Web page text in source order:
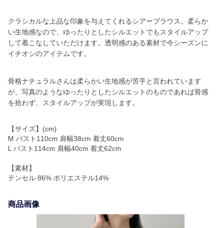
クラシカルな上品な印象を与えてくれるシアーブラウス。柔らか
い生地感なので、ゆったりとしたシルエットでもスタイルアップ
して着こなしていただけます。透明感のある素材で今シーズンに
イチオシのアイテムです。
骨格ナチュラルさんは柔らかい生地感が苦手と言われています
が、写真のようなゆったりとしたシルエットのものであれば骨感
を拾わず、スタイルアップが実現します。
【サイズ】(cm)
M バスト110cm 肩幅38cm 着丈60cm
L バスト114cm 肩幅40cm 着丈62cm
【素材】
テンセル 86% ポリエステル14%
商品画像